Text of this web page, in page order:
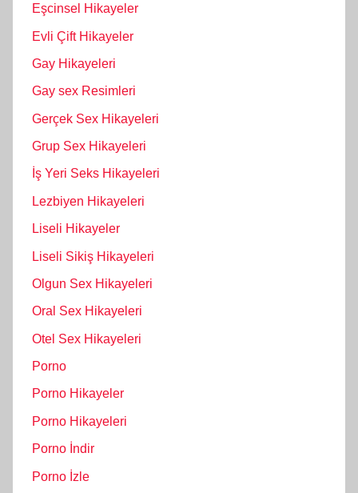
Eşcinsel Hikayeler
Evli Çift Hikayeler
Gay Hikayeleri
Gay sex Resimleri
Gerçek Sex Hikayeleri
Grup Sex Hikayeleri
İş Yeri Seks Hikayeleri
Lezbiyen Hikayeleri
Liseli Hikayeler
Liseli Sikiş Hikayeleri
Olgun Sex Hikayeleri
Oral Sex Hikayeleri
Otel Sex Hikayeleri
Porno
Porno Hikayeler
Porno Hikayeleri
Porno İndir
Porno İzle